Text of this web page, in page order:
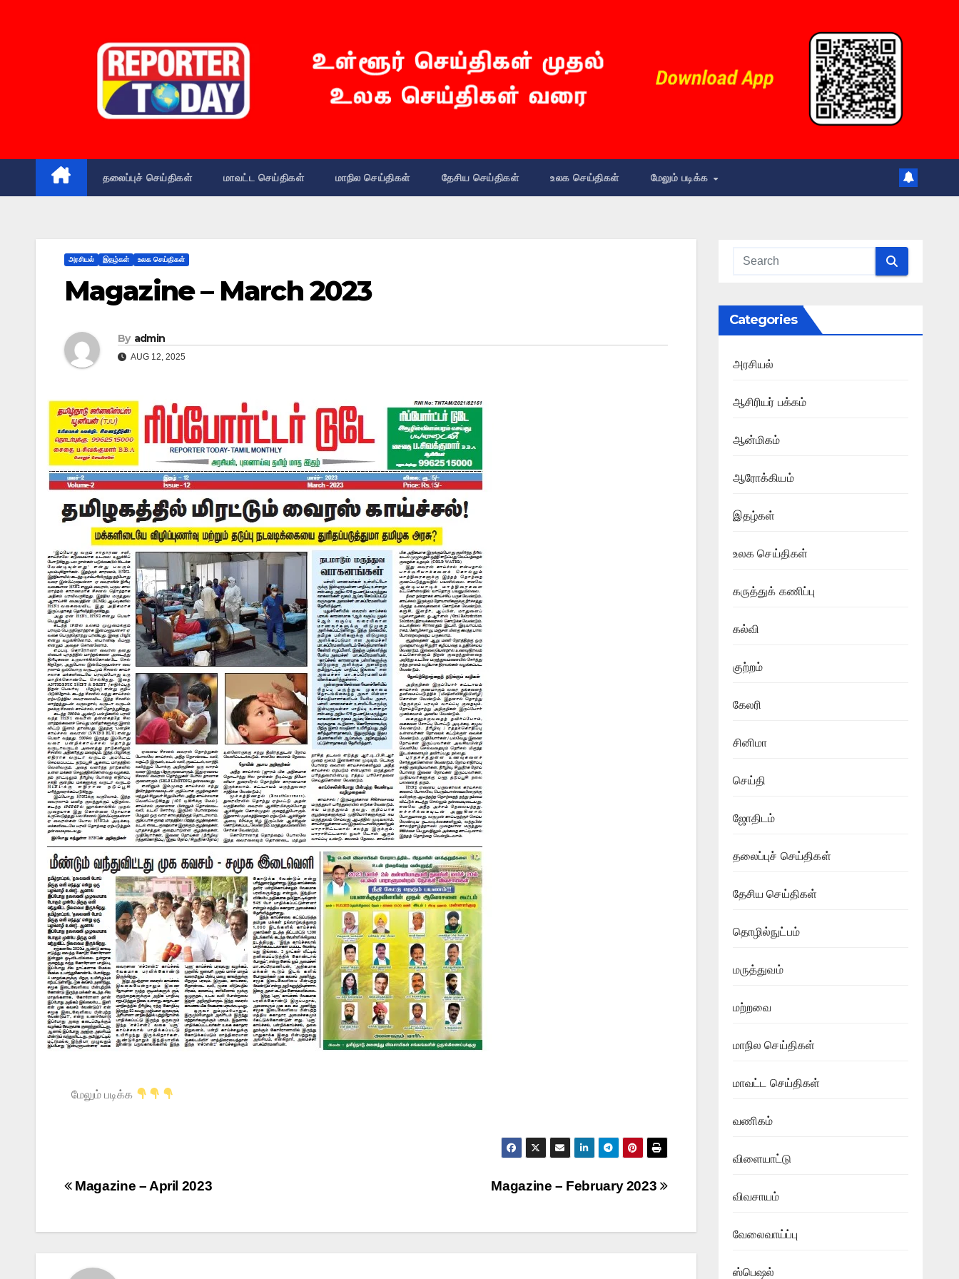
தலைப்புச் செய்திகள் மாவட்ட செய்திகள் மாநில செய்திகள் தேசிய செய்திகள் உலக செய்திகள் மேலும் படிக்க
அரசியல் இதழ்கள் உலக செய்திகள்
Magazine – March 2023
By admin
AUG 12, 2025
மேலும் படிக்க
Magazine – February 2023
Magazine – April 2023
Categories
அரசியல்
ஆசிரியர் பக்கம்
ஆன்மிகம்
ஆரோக்கியம்
இதழ்கள்
உலக செய்திகள்
கருத்துக் கணிப்பு
கல்வி
குற்றம்
கேலரி
சினிமா
செய்தி
ஜோதிடம்
தலைப்புச் செய்திகள்
தேசிய செய்திகள்
தொழில்நுட்பம்
மருத்துவம்
மற்றவை
மாநில செய்திகள்
மாவட்ட செய்திகள்
வணிகம்
விளையாட்டு
விவசாயம்
வேலைவாய்ப்பு
ஸ்பெஷல்